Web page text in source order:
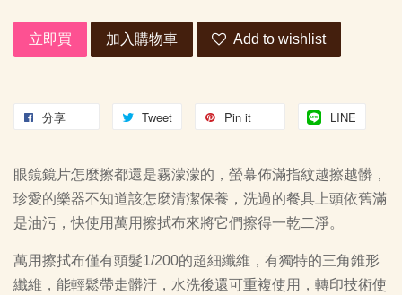
立即買 加入購物車 Add to wishlist
分享 Tweet Pin it LINE
眼鏡鏡片怎麼擦都還是霧濛濛的，螢幕佈滿指紋越擦越髒，
珍愛的樂器不知道該怎麼清潔保養，洗過的餐具上頭依舊滿
是油污，快使用萬用擦拭布來將它們擦得一乾二淨。
萬用擦拭布僅有頭髮1/200的超細纖維，有獨特的三角錐形
纖維，能輕鬆帶走髒汙，水洗後還可重複使用，轉印技術使